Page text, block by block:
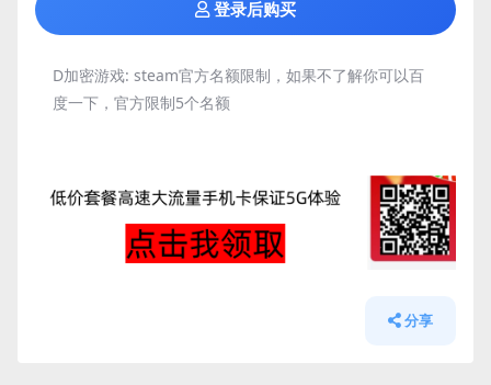
登录后购买
D加密游戏: steam官方名额限制，如果不了解你可以百
度一下，官方限制5个名额
分享